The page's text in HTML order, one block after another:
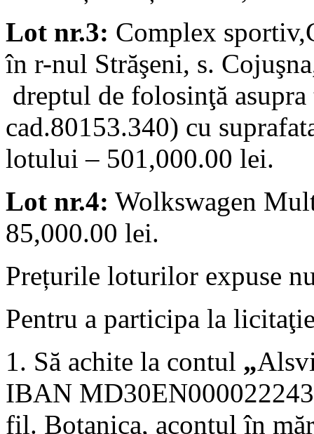
Lot nr.3: Complex
în r-nul Străşeni, s.
dreptul de folosinţă
cad.80153.340) cu
lotului – 501,000.00 lei.
Lot nr.4: Wolkswagen
85,000.00 lei.
Prețurile loturilor expuse
Pentru a participa la
1. Să achite la contul „
IBAN
fil. Botanica, acontul în